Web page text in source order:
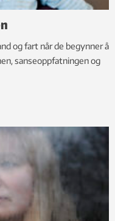
og fart når de begynner å
sanseoppfatningen og